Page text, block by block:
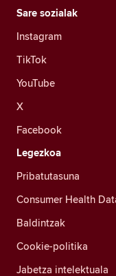
Sare sozialak
Instagram
TikTok
YouTube
X
Facebook
Legezkoa
Pribatutasuna
Consumer Health
Baldintzak
Cookie-politika
Jabetza intelektuala